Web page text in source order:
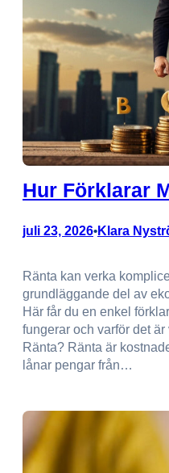
Hur Förklarar
juli 23, 2026•Klara
Ränta kan verka
grundläggande del av
Här får du en enkel
fungerar och varför det
Ränta? Ränta är
lånar pengar från…